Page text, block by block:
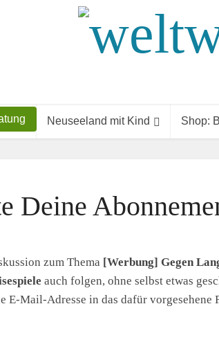
Neuseeland mit Kind Shop:
Deine
zum Thema [Werbung] Gegen
auch folgen, ohne selbst etwas
E-Mail-Adresse in das dafür vorgesehene